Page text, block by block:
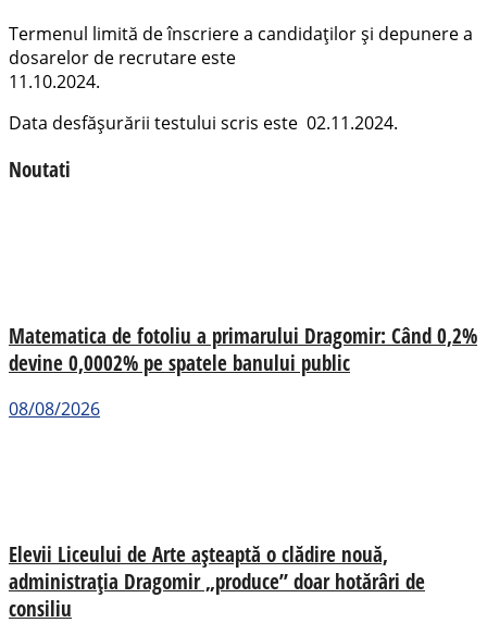
Termenul limită de înscriere a candidaților și depunere a
dosarelor de recrutare este
11.10.2024.
Data desfășurării testului scris este 02.11.2024.
Noutati
Matematica de fotoliu a primarului Dragomir: Când 0,2%
devine 0,0002% pe spatele banului public
08/08/2026
Elevii Liceului de Arte așteaptă o clădire nouă,
administrația Dragomir „produce” doar hotărâri de
consiliu